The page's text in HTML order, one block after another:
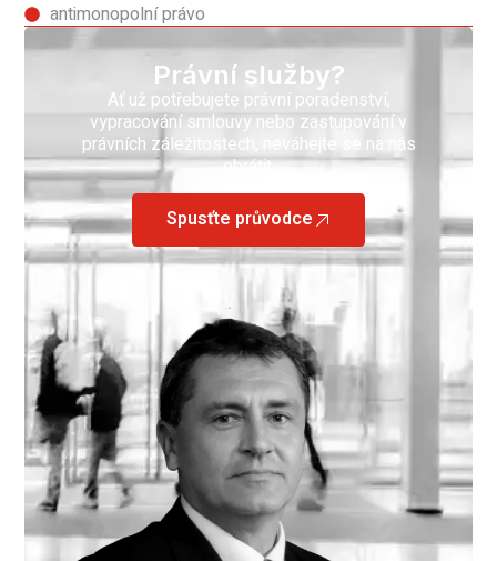
Právní služby?
Ať už potřebujete právní poradenství,
vypracování smlouvy nebo zastupování v
právních záležitostech, neváhejte se na nás
obrátit.
Spusťte průvodce
antimonopolní právo